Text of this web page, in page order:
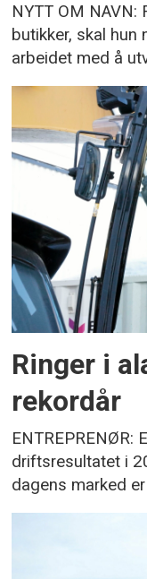
NYTT OM
butikker, skal hun
arbeidet med å
Ringer i
rekordår
ENTREPRENØR:
driftsresultatet i
dagens marked